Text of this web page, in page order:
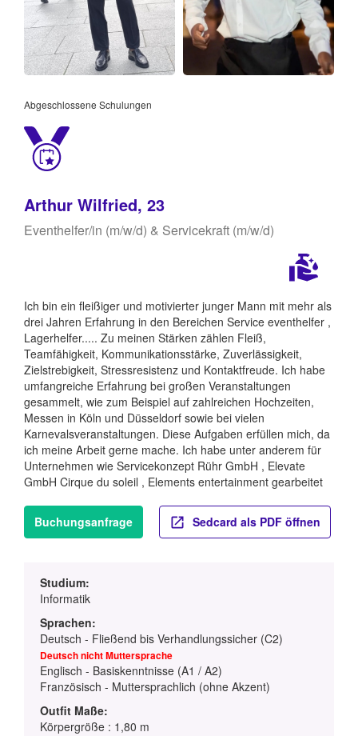
Abgeschlossene Schulungen
Arthur Wilfried, 23
Eventhelfer/in (m/w/d) & Servicekraft (m/w/d)
Ich bin ein fleißiger und motivierter junger Mann mit mehr als
drei Jahren Erfahrung in den Bereichen Service eventhelfer ,
Lagerhelfer..... Zu meinen Stärken zählen Fleiß,
Teamfähigkeit, Kommunikationsstärke, Zuverlässigkeit,
Zielstrebigkeit, Stressresistenz und Kontaktfreude. Ich habe
umfangreiche Erfahrung bei großen Veranstaltungen
gesammelt, wie zum Beispiel auf zahlreichen Hochzeiten,
Messen in Köln und Düsseldorf sowie bei vielen
Karnevalsveranstaltungen. Diese Aufgaben erfüllen mich, da
ich meine Arbeit gerne mache. Ich habe unter anderem für
Unternehmen wie Servicekonzept Rühr GmbH , Elevate
GmbH Cirque du soleil , Elements entertainment gearbeitet
Buchungsanfrage Sedcard als PDF öffnen
Studium:
Informatik
Sprachen:
Deutsch - Fließend bis Verhandlungssicher (C2)
Deutsch nicht Muttersprache
Englisch - Basiskenntnisse (A1 / A2)
Französisch - Muttersprachlich (ohne Akzent)
Outfit Maße:
Körpergröße : 1,80 m